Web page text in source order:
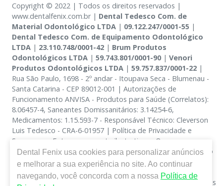
Copyright © 2022 | Todos os direitos reservados |
www.dentalfenix.com.br | Dental Tedesco Com. de
Material Odontológico LTDA | 09.122.247/0001-55 |
Dental Tedesco Com. de Equipamento Odontológico
LTDA | 23.110.748/0001-42 | Brum Produtos
Odontológicos LTDA | 59.743.801/0001-90| Venori
Produtos Odontológicos LTDA | 59.757.837/0001-22 |
Rua São Paulo, 1698 - 2º andar - Itoupava Seca - Blumenau -
Santa Catarina - CEP 89012-001 | Autorizações de
Funcionamento ANVISA - Produtos para Saúde (Correlatos):
8.06457-4, Saneantes Domissanitários: 3.14254-6,
Medicamentos: 1.15.593-7 - Responsável Técnico: Cleverson
Luis Tedesco - CRA-6-01957 | Política de Privacidade e
Segurança - Fotos meramente ilustrativas - Os preços e
condições da loja virtual estão sujeitos a alterações. Em caso
de divergência de preços no site, o valor válido é o do
Carrinho de Compra. Não vendemos por atacado, por isso
nos reservamos o direito de não atender compras de grandes
Dental Fenix usa cookies para personalizar anúncios
e melhorar a sua experiência no site. Ao continuar
navegando, você concorda com a nossa Política de